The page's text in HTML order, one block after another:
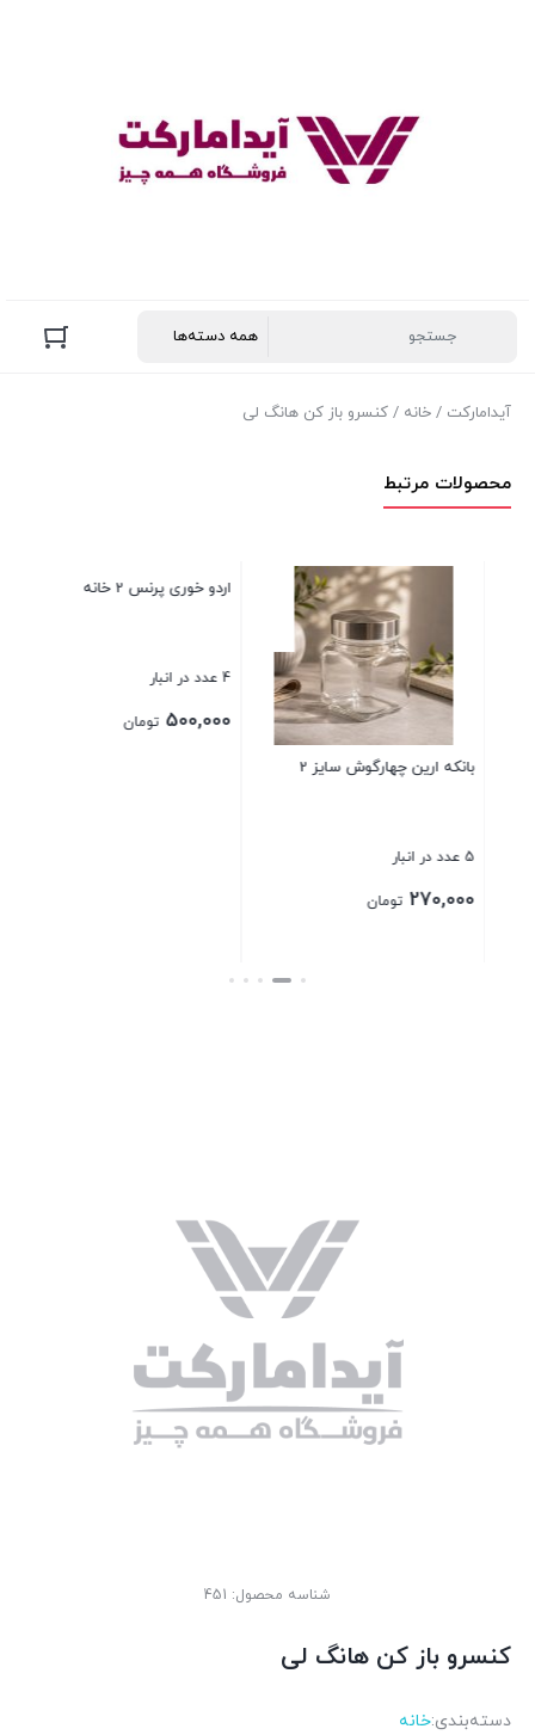
آیدامارکت / خانه / کنسرو باز کن هانگ لی
محصولات مرتبط
اردو خوری پرنس 2 خانه
4 عدد در انبار
500,000 تومان
ظرف فریزری 8 پارچه قفلی کاوه
27 عدد در انبار
350,000 تومان
شناسه محصول: 451
کنسرو باز کن هانگ لی
دسته‌بندی‌:خانه